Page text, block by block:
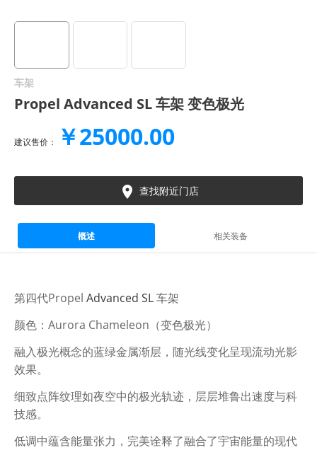
车架
Propel Advanced SL 车架 变色极光
建议售价： ￥25000.00
 查找附近门店
概述 相关装备
第四代Propel Advanced SL车架
颜色：Aurora Chameleon（变色极光）
融入极光概念的蓝绿金属渐层，随光线变化呈现流动光影
效果。
细致点阵纹理如夜空中的极光轨迹，层层堆鲁出速度与科
技感。
低调中蕴含能量张力，完美诠释了融合了宇宙能量的现代